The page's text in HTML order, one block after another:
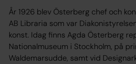
År 1926 blev Österberg chef och
AB Libraria som var
konst. Idag finns Agda Österberg
Nationalmuseum i Stockholm, på
Waldemarsudde, samt vid